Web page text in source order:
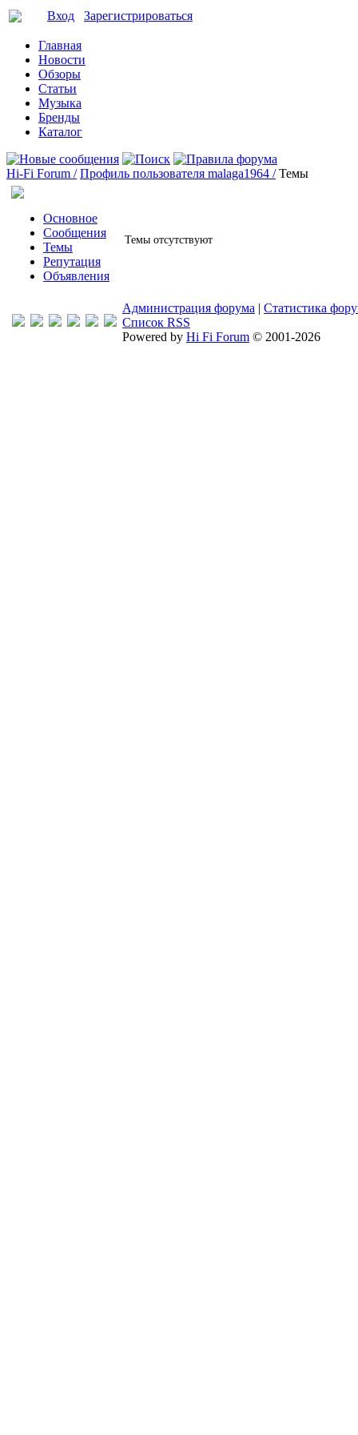
Вход Зарегистрироваться
Главная
Новости
Обзоры
Статьи
Музыка
Бренды
Каталог
Hi-Fi Forum / Профиль пользователя malaga1964 / Темы
Основное
Сообщения
Темы
Репутация
Объявления
Темы отсутствуют
Администрация форума | Статистика
Список RSS
Powered by Hi Fi Forum © 2001-2026